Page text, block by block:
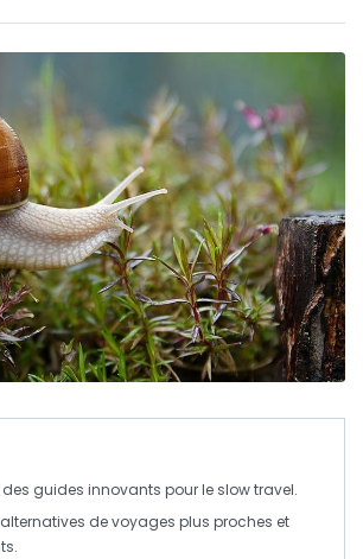
guides innovants pour le slow travel.
alternatives de voyages plus proches et